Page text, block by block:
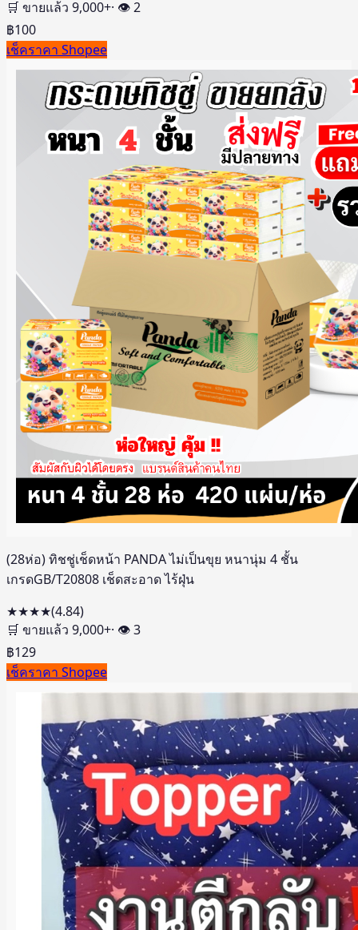
🛒 ขายแล้ว 9,000+· 👁2
฿100
เช็คราคา Shopee
(28ห่อ) ทิชชู่เช็ดหน้า PANDA ไม่เป็นขุย หนานุ่ม 4 ชั้น
เกรดGB/T20808 เช็ดสะอาด ไร้ฝุ่น
★★★★(4.84)
🛒 ขายแล้ว 9,000+· 👁3
฿129
เช็คราคา Shopee